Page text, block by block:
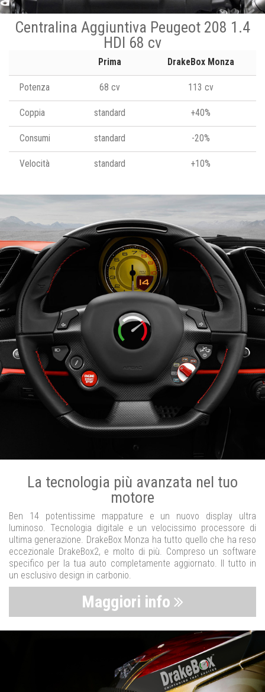
Centralina Aggiuntiva Peugeot 208 1.4
HDI 68 cv
Prima DrakeBox Monza
Potenza 68 cv 113 cv
Coppia standard +40%
Consumi standard -20%
Velocità standard +10%
La tecnologia più avanzata nel tuo
motore
Ben 14 potentissime mappature e un nuovo display ultra
luminoso. Tecnologia digitale e un velocissimo processore di
ultima generazione. DrakeBox Monza ha tutto quello che ha reso
eccezionale DrakeBox2, e molto di più. Compreso un software
specifico per la tua auto completamente aggiornato. Il tutto in
un esclusivo design in carbonio.
Maggiori info